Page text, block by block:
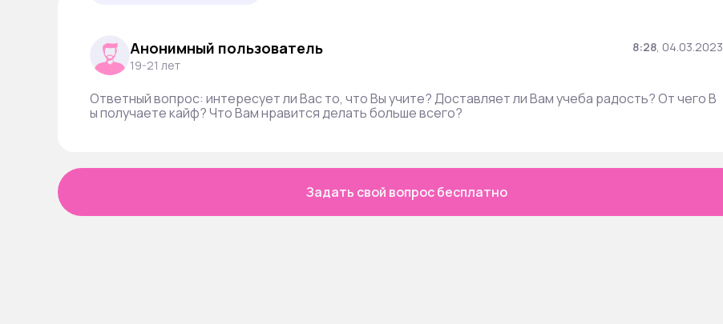
Анонимный пользователь
19-21 лет
8:28, 04.03.2023
Ответный вопрос: интересует ли Вас то, что Вы учите? Доставляет ли Вам учеба радость? От чего В
ы получаете кайф? Что Вам нравится делать больше всего?
Задать свой вопрос бесплатно